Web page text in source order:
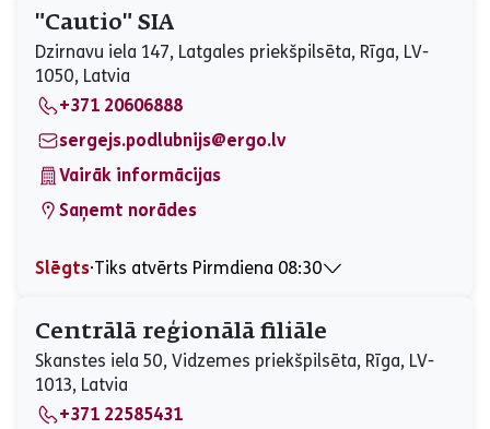
Otrdiena
08:30 - 17:00
Trešdiena
08:30 - 17:00
Ceturtdiena
08:30 - 17:00
Piektdiena
Sestdiena
Slēgts
Svētdiena
Slēgts
"Cautio" SIA
Dzirnavu iela 147, Latgales priekšpilsēta, Rīga, LV-
1050, Latvia
+371 20606888
sergejs.podlubnijs@ergo.lv
Vairāk informācijas
Saņemt norādes
Slēgts⋅Tiks atvērts Pirmdiena 08:30
Otrdiena
08:30 - 17:30
Trešdiena
08:30 - 17:30
Ceturtdiena
08:30 - 17:30
Piektdiena
Sestdiena
Slēgts
Centrālā reģionālā filiāle
Skanstes iela 50, Vidzemes priekšpilsēta, Rīga, LV-
1013, Latvia
+371 22585431